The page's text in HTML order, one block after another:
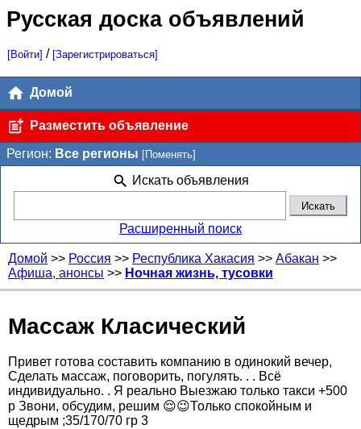
Русская доска объявлений
[Войти] / [Зарегистрироваться]
Домой
Разместить объявление
Регион: Все регионы [Поменять]
Искать объявления
Расширенный поиск
Домой >> Россия >> Республика Хакасия >> Абакан >>
Афиша, анонсы >> Ночная жизнь, тусовки
Массаж Класический
Привет готова составить компанию в одинокий вечер,
Сделать массаж, поговорить, погулять. . . Всё
индивидуально. . Я реально Выезжаю только такси +500
р Звони, обсудим, решим 😌😉Только спокойным и
щедрым ;35/170/70 гр 3